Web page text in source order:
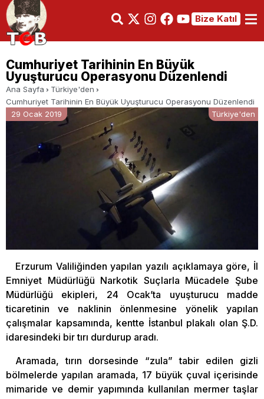
Bize Katıl
Cumhuriyet Tarihinin En Büyük
Uyuşturucu Operasyonu Düzenlendi
Ana Sayfa
Türkiye'den
Cumhuriyet Tarihinin En Büyük Uyuşturucu Operasyonu Düzenlendi
29 Ocak 2019
Türkiye'den
Erzurum Valiliğinden yapılan yazılı açıklamaya göre, İl
Emniyet Müdürlüğü Narkotik Suçlarla Mücadele Şube
Müdürlüğü ekipleri, 24 Ocak’ta uyuşturucu madde
ticaretinin ve naklinin önlenmesine yönelik yapılan
çalışmalar kapsamında, kentte İstanbul plakalı olan Ş.D.
idaresindeki bir tırı durdurup aradı.
Aramada, tırın dorsesinde “zula” tabir edilen gizli
bölmelerde yapılan aramada, 17 büyük çuval içerisinde
mimaride ve demir yapımında kullanılan mermer taşlar